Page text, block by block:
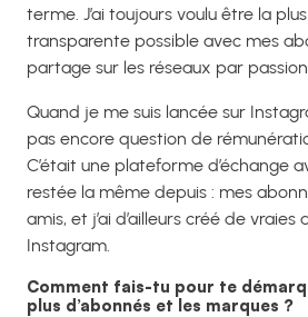
terme. J’ai toujours voulu être la
transparente possible avec mes
partage sur les réseaux par
Quand je me suis lancée sur
pas encore question de
C’était une plateforme d’échange
restée la même depuis : mes
amis, et j’ai d’ailleurs créé de
Instagram.
Comment fais-tu pour te
plus d’abonnés et les marques ?